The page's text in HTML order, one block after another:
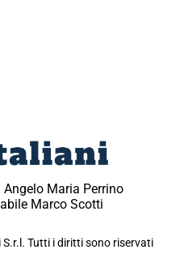
Maria Perrino
Marco Scotti
Tutti i diritti sono riservati